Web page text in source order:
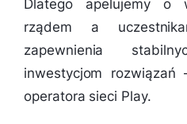
Dlatego apelujemy o
rządem a
zapewnienia
inwestycjom rozwiązań
operatora sieci Play.